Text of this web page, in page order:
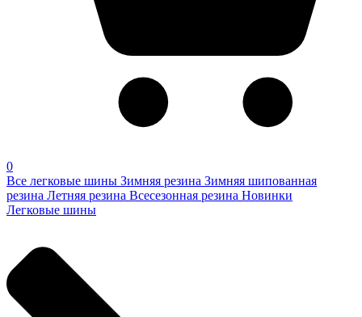
0
Все легковые шины Зимняя резина Зимняя шипованная
резина Летняя резина Всесезонная резина Новинки
Легковые шины